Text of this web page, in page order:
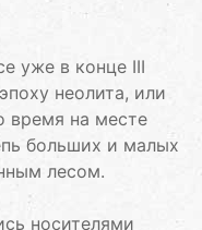
уже в конце III
неолита, или
время на месте
больших и малых
лесом.
носителями